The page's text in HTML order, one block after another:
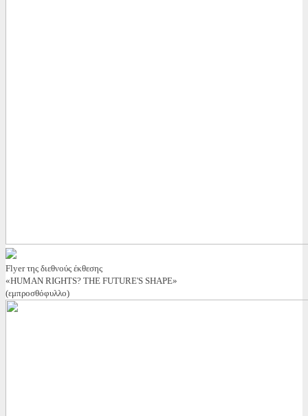
Flyer της διεθνούς έκθεσης
«HUMAN RIGHTS? THE FUTURE'S SHAPE»
(εμπροσθόφυλλο)